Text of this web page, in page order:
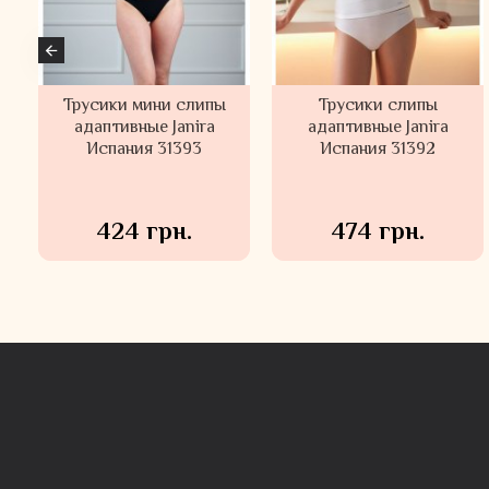
Кружевные трусы
слипы средней
посадки Stefi L Латвия
649 грн. 454 грн.
Кружевные трусы
слипы средней
посадки Stefi L Латвия
649 грн. 454 грн.